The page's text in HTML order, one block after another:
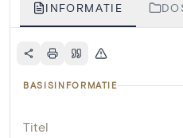
INFORMATIE
BASISINFORMATIE
Titel